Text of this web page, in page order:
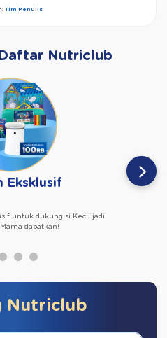
Tim Penulis
Nutriclub
Eksklusif
untuk dukung si Kecil jadi
dapatkan!
Nutriclub